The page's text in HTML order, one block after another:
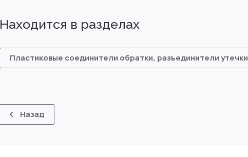
Находится в разделах
Пластиковые соединители обратки, разъединители утечки
Назад